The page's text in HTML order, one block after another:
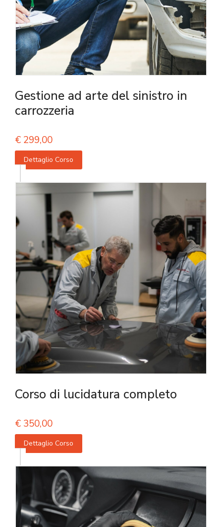
Gestione ad arte del sinistro in
carrozzeria
€ 299,00
Dettaglio Corso
Corso di lucidatura completo
€ 350,00
Dettaglio Corso